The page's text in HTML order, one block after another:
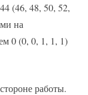
(46, 48, 50, 52,
на
0 (0, 0, 1, 1, 1)
работы.